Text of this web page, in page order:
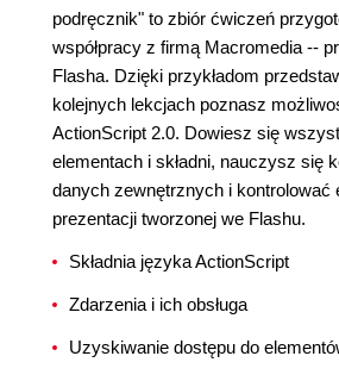
podręcznik" to zbiór ćwiczeń
współpracy z firmą Macromedia --
Flasha. Dzięki przykładom
kolejnych lekcjach poznasz
ActionScript 2.0. Dowiesz się
elementach i składni, nauczysz się
danych zewnętrznych i kontrolować
prezentacji tworzonej we Flashu.
Składnia języka ActionScript
Zdarzenia i ich obsługa
Uzyskiwanie dostępu do